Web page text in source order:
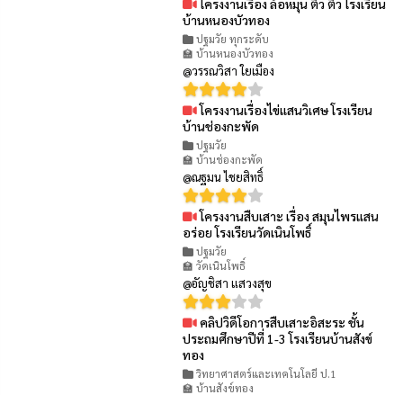
โครงงานเรื่อง ล้อหมุน ติ้ว ติ้ว โรงเรียน
บ้านหนองบัวทอง
ปฐมวัย ทุกระดับ
🏫 บ้านหนองบัวทอง
@วรรณวิสา ใยเมือง
โครงงานเรื่องไข่แสนวิเศษ โรงเรียน
บ้านช่องกะพัด
ปฐมวัย
🏫 บ้านช่องกะพัด
@ณฐมน ไชยสิทธิ์
โครงงานสืบเสาะ เรื่อง สมุนไพรแสน
อร่อย โรงเรียนวัดเนินโพธิ์
ปฐมวัย
🏫 วัดเนินโพธิ์
@อัญชิสา แสวงสุข
คลิปวิดีโอการสืบเสาะอิสะระ ชั้น
ประถมศึกษาปีที่ 1-3 โรงเรียนบ้านสังข์
ทอง
วิทยาศาสตร์และเทคโนโลยี ป.1